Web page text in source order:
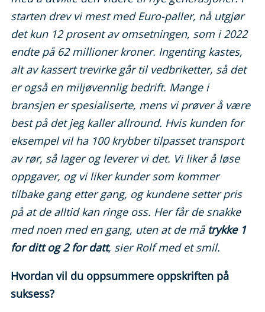
starten drev vi mest med Euro-paller, nå utgjør
det kun 12 prosent av omsetningen, som i 2022
endte på 62 millioner kroner. Ingenting kastes,
alt av kassert trevirke går til vedbriketter, så det
er også en miljøvennlig bedrift. Mange i
bransjen er spesialiserte, mens vi prøver å være
best på det jeg kaller allround. Hvis kunden for
eksempel vil ha 100 krybber tilpasset transport
av rør, så lager og leverer vi det. Vi liker å løse
oppgaver, og vi liker kunder som kommer
tilbake gang etter gang, og kundene setter pris
på at de alltid kan ringe oss. Her får de snakke
med noen med en gang, uten at de må trykke 1
for ditt og 2 for datt, sier Rolf med et smil.
Hvordan vil du oppsummere oppskriften på
suksess?